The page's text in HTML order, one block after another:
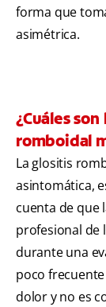
forma que
asimétrica.
¿Cuáles
romboidal
La glositis
asintomática,
cuenta de que
profesional de
durante una
poco
dolor y no es